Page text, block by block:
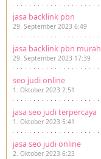
jasa backlink pbn
29. September 2023 6:49
jasa backlink pbn murah
29. September 2023 17:39
seo judi online
1. Oktober 2023 2:51
jasa seo judi terpercaya
1. Oktober 2023 5:41
jasa seo judi online
2. Oktober 2023 6:23